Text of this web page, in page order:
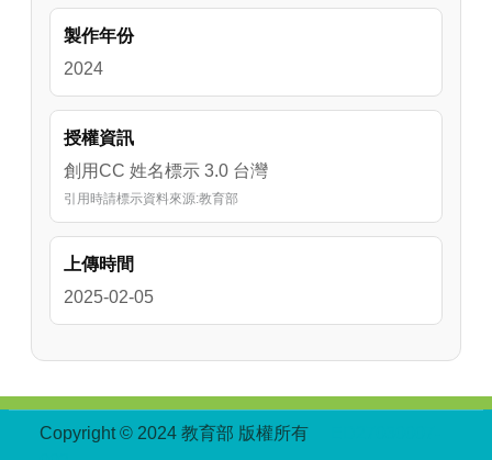
及洋裝(dresses)分別屬於Outerwear以及
Dresses。最後，透過練習題讓學生將衣物歸類
到正確的分類。
製作年份
2024
授權資訊
創用CC 姓名標示 3.0 台灣
引用時請標示資料來源:教育部
上傳時間
2025-02-05
Copyright © 2024 教育部 版權所有